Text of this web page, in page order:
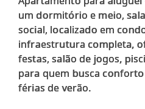
um dormitório e meio,
social, localizado em
infraestrutura completa,
festas, salão de jogos,
para quem busca
férias de verão.